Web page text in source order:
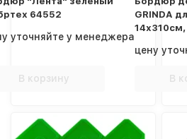
64552
уточняйте у менеджера
В корзину
GRINDA
цену
В